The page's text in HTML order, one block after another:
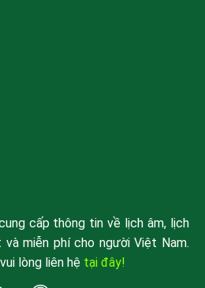
cấp thông tin về lịch âm, lịch
và miễn phí cho người Việt Nam.
lòng liên hệ tại đây!